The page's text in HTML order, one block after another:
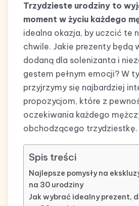
Trzydzieste urodziny to
moment w życiu każdego
idealna okazja, by uczcić te
chwile. Jakie prezenty będą
dodaną dla solenizanta i
gestem pełnym emocji? W
przyjrzymy się najbardziej
propozycjom, które z
oczekiwania każdego
obchodzącego trzydziestkę.
Spis treści
Najlepsze pomysły na
na 30 urodziny
Jak wybrać idealny prezent,